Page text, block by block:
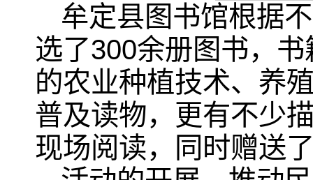
牟定县图书馆根据
选了300余册图书，
的农业种植技术、养
普及读物，更有不少
现场阅读，同时赠送